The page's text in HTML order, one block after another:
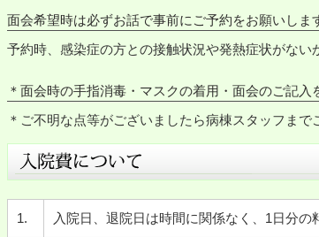
面会希望時は必ずお話で事前にご予約をお願いしま
予約時、感染症の方との接触状況や発熱症状がない
＊面会時の手指消毒・マスクの着用・面会のご記入
＊ご不明な点等がございましたら病棟スタッフまで
1. 入院日、退院日は時間に関係なく、1日分の